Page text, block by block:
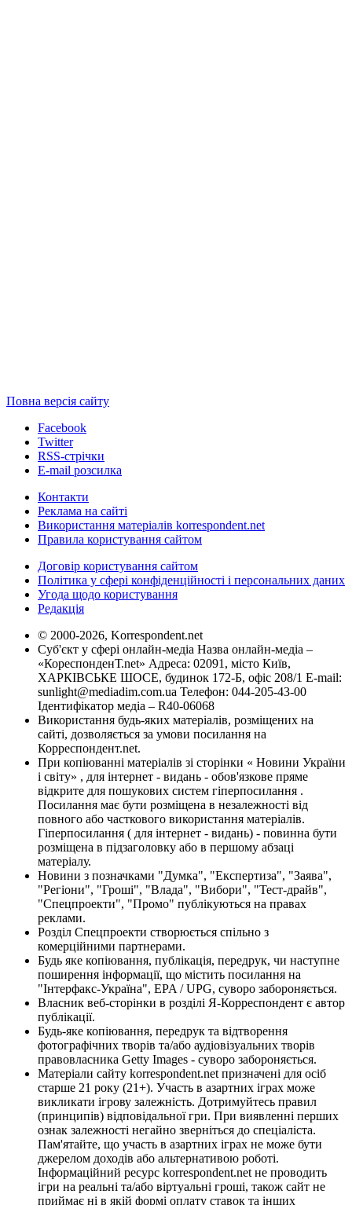
Повна версія сайту
Facebook
Twitter
RSS-стрічки
E-mail розсилка
Контакти
Реклама на сайті
Використання матеріалів korrespondent.net
Правила користування сайтом
Договір користування сайтом
Політика у сфері конфіденційності і персональних даних
Угода щодо користування
Редакція
© 2000-2026, Korrespondent.net
Суб'єкт у сфері онлайн-медіа Назва онлайн-медіа –
«КореспонденТ.net» Адреса: 02091, місто Київ,
ХАРКІВСЬКЕ ШОСЕ, будинок 172-Б, офіс 208/1 E-mail:
sunlight@mediadim.com.ua Телефон: 044-205-43-00
Ідентифікатор медіа – R40-06068
Використання будь-яких матеріалів, розміщених на
сайті, дозволяється за умови посилання на
Корреспондент.net.
При копіюванні матеріалів зі сторінки « Новини України
і світу» , для інтернет - видань - обов'язкове пряме
відкрите для пошукових систем гіперпосилання .
Посилання має бути розміщена в незалежності від
повного або часткового використання матеріалів.
Гіперпосилання ( для інтернет - видань) - повинна бути
розміщена в підзаголовку або в першому абзаці
матеріалу.
Новини з позначками "Думка", "Експертиза", "Заява",
"Регіони", "Гроші", "Влада", "Вибори", "Тест-драйв",
"Спецпроекти", "Промо" публікуються на правах
реклами.
Розділ Спецпроекти створюється спільно з
комерційними партнерами.
Будь яке копіювання, публікація, передрук, чи наступне
поширення інформації, що містить посилання на
"Інтерфакс-Україна", EPA / UPG, суворо забороняється.
Власник веб-сторінки в розділі Я-Корреспондент є автор
публікації.
Будь-яке копіювання, передрук та відтворення
фотографічних творів та/або аудіовізуальних творів
правовласника Getty Images - суворо забороняється.
Матеріали сайту korrespondent.net призначені для осіб
старше 21 року (21+). Участь в азартних іграх може
викликати ігрову залежність. Дотримуйтесь правил
(принципів) відповідальної гри. При виявленні перших
ознак залежності негайно зверніться до спеціаліста.
Пам'ятайте, що участь в азартних іграх не може бути
джерелом доходів або альтернативою роботі.
Інформаційний ресурс korrespondent.net не проводить
ігри на реальні та/або віртуальні гроші, також сайт не
приймає ні в якій формі оплату ставок та інших